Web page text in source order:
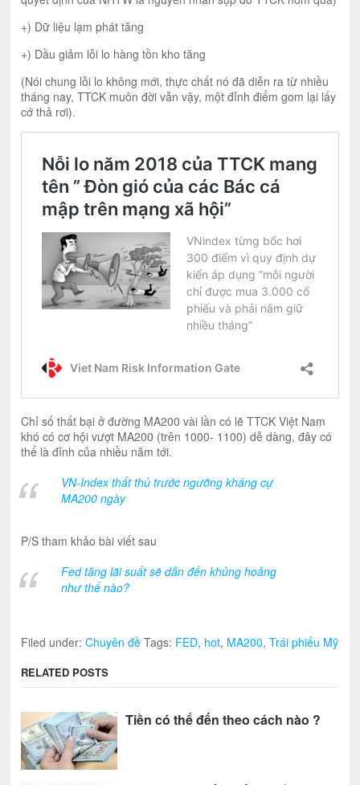
+) Dữ liệu lạm phát tăng
+) Dầu giảm lỗi lo hàng tồn kho tăng
(Nói chung lỗi lo không mới, thực chất nó đã diễn ra từ nhiều
tháng nay, TTCK muôn đời vẫn vậy, một đỉnh điểm gom lại lấy
cớ thả rơi).
Chỉ số thất bại ở đường MA200 vài lần có lẽ TTCK Việt Nam
khó có cơ hội vượt MA200 (trên 1000- 1100) dễ dàng, đây có
thể là đỉnh của nhiều năm tới.
VN-Index thất thủ trước ngưỡng kháng cự
MA200 ngày
P/S tham khảo bài viết sau
Fed tăng lãi suất sẽ dẫn đến khủng hoảng
như thế nào?
Filed under:Chuyên đề Tags: FED, hot, MA200,Trái phiếu Mỹ
RELATED POSTS
Tiền có thể đến theo cách nào ?